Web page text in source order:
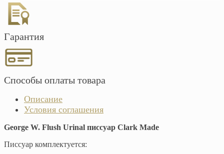
Гарантия
Способы оплаты товара
Описание
Условия соглашения
George W. Flush Urinal писсуар Clark Made
Писсуар комплектуется: